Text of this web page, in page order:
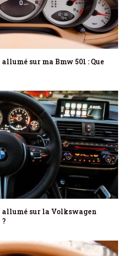
sur ma Bmw 501 : Que
sur la Volkswagen